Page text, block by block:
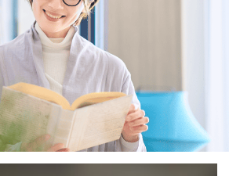
は地方公共団体またはその委託を受け
める事務を遂行することに対して協力
場合であって、本人の同意を得ること
の遂行に支障を及ぼすおそれがあると
目的を実施するために守秘義務を結ん
の一部として個人情報の取扱いを委
合、その業務に必要な範囲で委託・提
情報を開示することがあります。
業は具体的には以下のような企業です
りません。